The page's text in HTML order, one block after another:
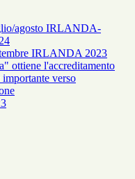
agosto IRLANDA-
IRLANDA 2023
ottiene l'accreditamento
importante verso